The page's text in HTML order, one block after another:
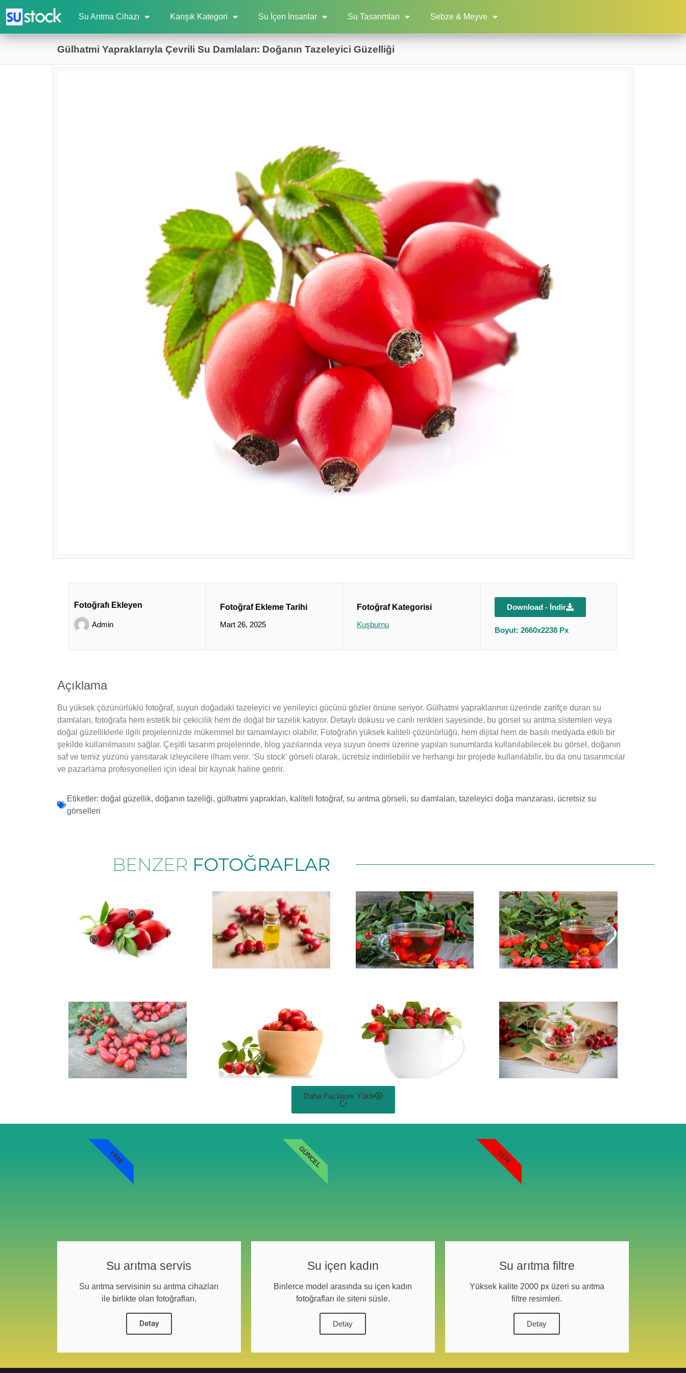
Su Arıtma Cihazı Karışık Kategori Su İçen İnsanlar Su Tasarımları Sebze & Meyve
Gülhatmi Yapraklarıyla Çevrili Su Damlaları: Doğanın Tazeleyici Güzelliği
Fotoğrafı Ekleyen
Admin
Fotoğraf Ekleme Tarihi
Mart 26, 2025
Fotoğraf Kategorisi
Kuşburnu
Download - İndir
Boyut: 2660x2238 Px
Açıklama
Bu yüksek çözünürlüklü fotoğraf, suyun doğadaki tazeleyici ve yenileyici gücünü gözler önüne seriyor. Gülhatmi yapraklarının üzerinde zarifçe duran su
damlaları, fotoğrafa hem estetik bir çekicilik hem de doğal bir tazelik katıyor. Detaylı dokusu ve canlı renkleri sayesinde, bu görsel su arıtma sistemleri veya
doğal güzelliklerle ilgili projelerinizde mükemmel bir tamamlayıcı olabilir. Fotoğrafın yüksek kaliteli çözünürlüğü, hem dijital hem de basılı medyada etkili bir
şekilde kullanılmasını sağlar. Çeşitli tasarım projelerinde, blog yazılarında veya suyun önemi üzerine yapılan sunumlarda kullanılabilecek bu görsel, doğanın
saf ve temiz yüzünü yansıtarak izleyicilere ilham verir. ‘Su stock’ görseli olarak, ücretsiz indirilebilir ve herhangi bir projede kullanılabilir, bu da onu tasarımcılar
ve pazarlama profesyonelleri için ideal bir kaynak haline getirir.
Etiketler: doğal güzellik, doğanın tazeliği, gülhatmi yaprakları, kaliteli fotoğraf, su arıtma görseli, su damlaları, tazeleyici doğa manzarası, ücretsiz su
görselleri
BENZER FOTOĞRAFLAR
Daha Fazlasını Yükle
Su arıtma servis
Su arıtma servisinin su arıtma cihazları
ile birlikte olan fotoğrafları.
Detay
YENI
Su içen kadın
Binlerce model arasında su içen kadın
fotoğrafları ile siteni süsle.
Detay
GÜNCEL
Su arıtma filtre
Yüksek kalite 2000 px üzeri su arıtma
filtre resimleri.
Detay
YENI